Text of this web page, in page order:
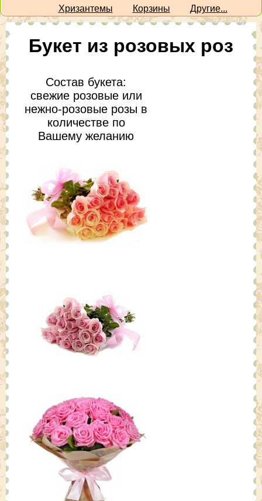
Хризантемы
Корзины Другие...
Букет из розовых роз
Состав букета:
свежие розовые или
нежно-розовые розы в
количестве по
Вашему желанию